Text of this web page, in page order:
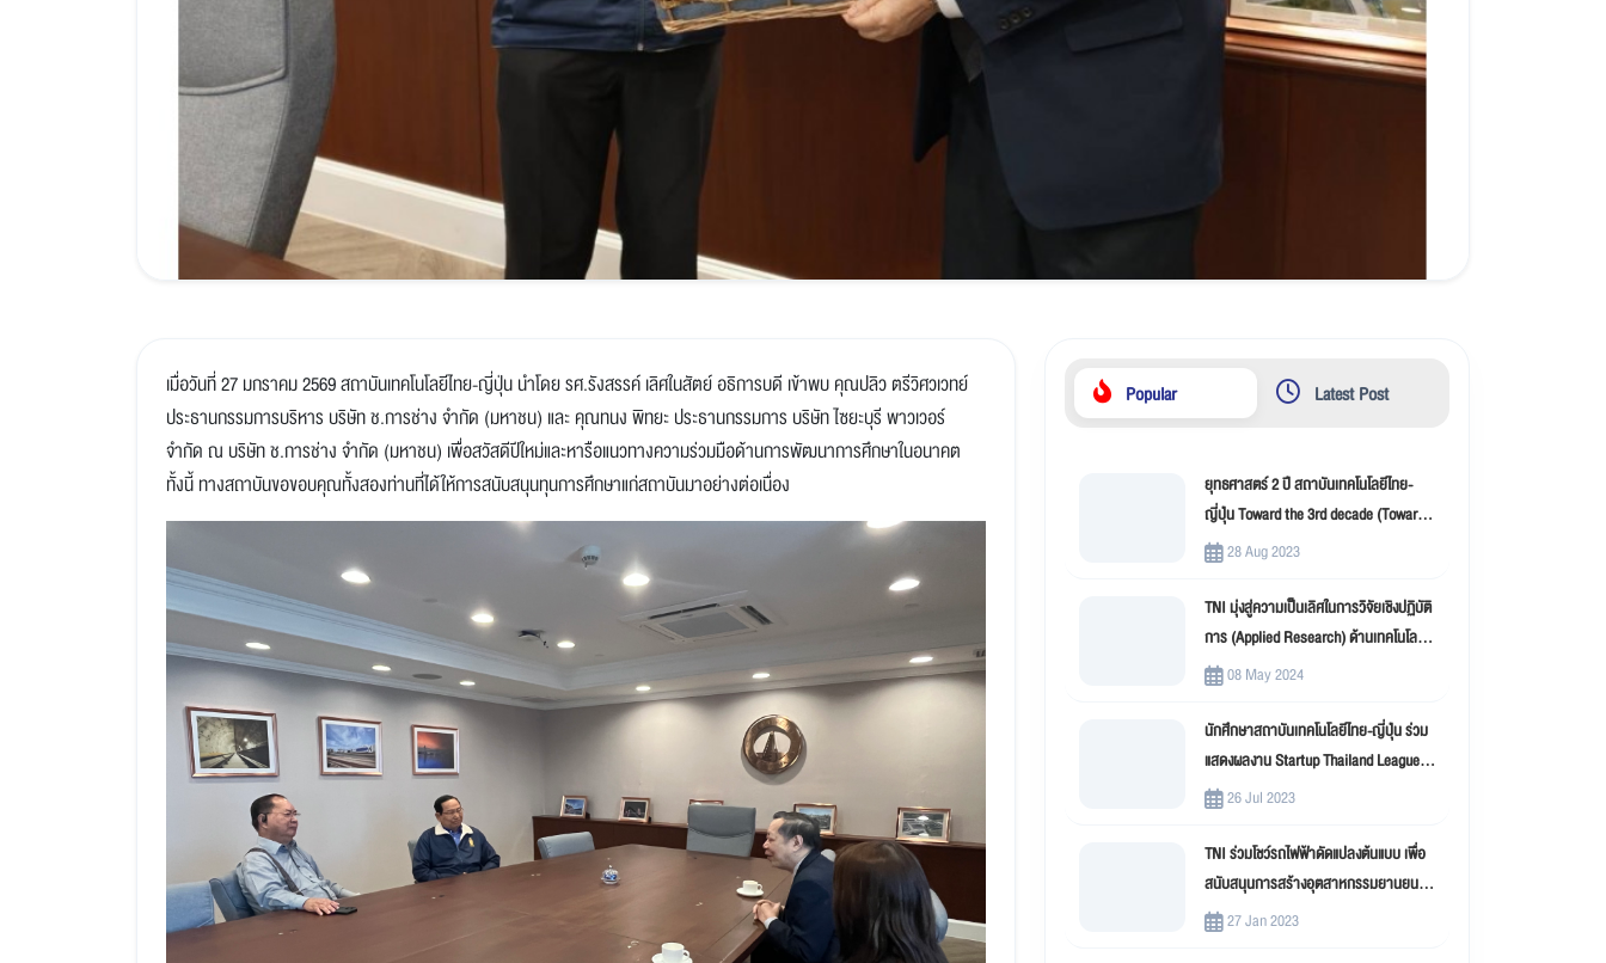
เมื่อวันที่ 27 มกราคม 2569 สถาบันเทคโนโลยีไทย-ญี่ปุ่น นำโดย รศ.รังสรรค์ เลิศในสัตย์ อธิการบดี เข้าพบ คุณปลิว ตรีวิศวเวทย์
ประธานกรรมการบริหาร บริษัท ช.การช่าง จำกัด (มหาชน) และ คุณทนง พิทยะ ประธานกรรมการ บริษัท ไซยะบุรี พาวเวอร์
จำกัด ณ บริษัท ช.การช่าง จำกัด (มหาชน) เพื่อสวัสดีปีใหม่และหารือแนวทางความร่วมมือด้านการพัฒนาการศึกษาในอนาคต
ทั้งนี้ ทางสถาบันขอขอบคุณทั้งสองท่านที่ได้ให้การสนับสนุนทุนการศึกษาแก่สถาบันมาอย่างต่อเนื่อง
Popular Latest Post
ยุทธศาสตร์ 2 ปี สถาบันเทคโนโลยีไทย-
ญี่ปุ่น Toward the 3rd decade (Toward
New Innovation –TNI)
28 Aug 2023
TNI มุ่งสู่ความเป็นเลิศในการวิจัยเชิงปฏิบัติ
การ (Applied Research) ด้านเทคโนโลยี
สารสนเทศ
08 May 2024
นักศึกษาสถาบันเทคโนโลยีไทย-ญี่ปุ่น ร่วม
แสดงผลงาน Startup Thailand League
202326 Jul 2023
TNI ร่วมโชว์รถไฟฟ้าดัดแปลงต้นแบบ เพื่อ
สนับสนุนการสร้างอุตสาหกรรมยานยนต์
ไฟฟ้าดัดแปลง (EV Conversion)
27 Jan 2023